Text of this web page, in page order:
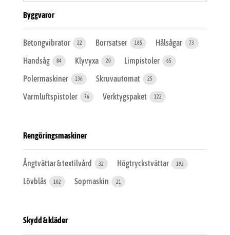
Byggvaror
Betongvibrator 22 Borrsatser 185 Hålsågar 73
Handsåg 84 Klyvyxa 20 Limpistoler 65
Polermaskiner 136 Skruvautomat 25
Varmluftspistoler 76 Verktygspaket 122
Rengöringsmaskiner
Ångtvättar & textilvård 32 Högtryckstvättar 192
Lövblås 102 Sopmaskin 21
Skydd & kläder